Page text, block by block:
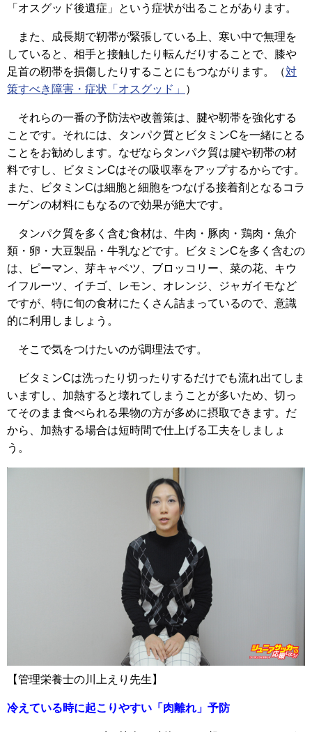
「オスグッド後遺症」という症状が出ることがあります。
また、成長期で靭帯が緊張している上、寒い中で無理を
していると、相手と接触したり転んだりすることで、膝や
足首の靭帯を損傷したりすることにもつながります。（対
策すべき障害・症状「オスグッド」
）
それらの一番の予防法や改善策は、腱や靭帯を強化する
ことです。それには、タンパク質とビタミンCを一緒にとる
ことをお勧めします。なぜならタンパク質は腱や靭帯の材
料ですし、ビタミンCはその吸収率をアップするからです。
また、ビタミンCは細胞と細胞をつなげる接着剤となるコラ
ーゲンの材料にもなるので効果が絶大です。
タンパク質を多く含む食材は、牛肉・豚肉・鶏肉・魚介
類・卵・大豆製品・牛乳などです。ビタミンCを多く含むの
は、ピーマン、芽キャベツ、ブロッコリー、菜の花、キウ
イフルーツ、イチゴ、レモン、オレンジ、ジャガイモなど
ですが、特に旬の食材にたくさん詰まっているので、意識
的に利用しましょう。
そこで気をつけたいのが調理法です。
ビタミンCは洗ったり切ったりするだけでも流れ出てしま
いますし、加熱すると壊れてしまうことが多いため、切っ
てそのまま食べられる果物の方が多めに摂取できます。だ
から、加熱する場合は短時間で仕上げる工夫をしましょ
う。
【管理栄養士の川上えり先生】
冷えている時に起こりやすい「肉離れ」予防